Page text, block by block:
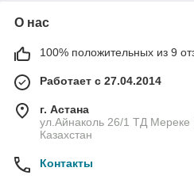
О нас
100% положительных из 9
Работает с 27.04.2014
г. Астана
ул.Айнаколь 26/1 ТД Мереке
Казахстан
Контакты